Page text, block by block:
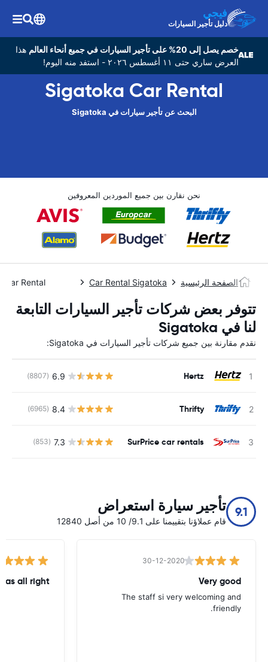
فيجي
دليل تأجير السيارات
خصم يصل إلى 20% على تأجير السيارات في جميع أنحاء العالم
هذا
العرض ساري حتى ١١ أغسطس ٢٠٢٦ - استفد منه اليوم!
Sigatoka Car Rental
البحث عن تأجير سيارات في Sigatoka
نحن نقارن بين جميع الموردين المعروفين
الصفحة الرئيسية Car Rental Sigatoka Car Rental وسيغاتوكا
تتوفر بعض شركات تأجير السيارات التابعة
لنا في Sigatoka
نقدم مقارنة بين جميع شركات تأجير السيارات في Sigatoka:
Hertz
6.9
(8807)
Thrifty
8.4
(6965)
SurPrice car rentals
7.3
(853)
9.1 تأجير سيارة استعراض
قام عملاؤنا بتقييمنا على 9.1/ 10 من أصل 12840
30-12-2020
Very good
The staff si very welcoming and
friendly.
all right